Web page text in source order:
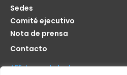
Sedes
Comité ejecutivo
Nota de prensa
Contacto
Afíliate seas de donde seas